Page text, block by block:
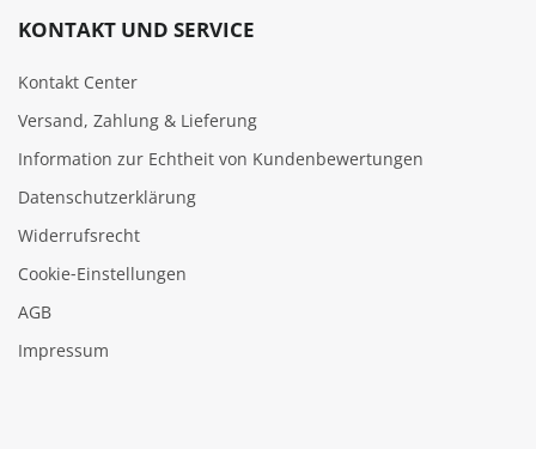
KONTAKT UND SERVICE
Kontakt Center
Versand, Zahlung & Lieferung
Information zur Echtheit von Kundenbewertungen
Datenschutzerklärung
Widerrufsrecht
Cookie‑Einstellungen
AGB
Impressum